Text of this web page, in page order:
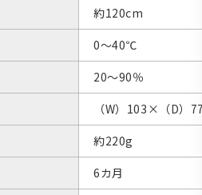
約120cm
0〜40℃
20〜90％
（W）103×（D）
約220g
6カ月